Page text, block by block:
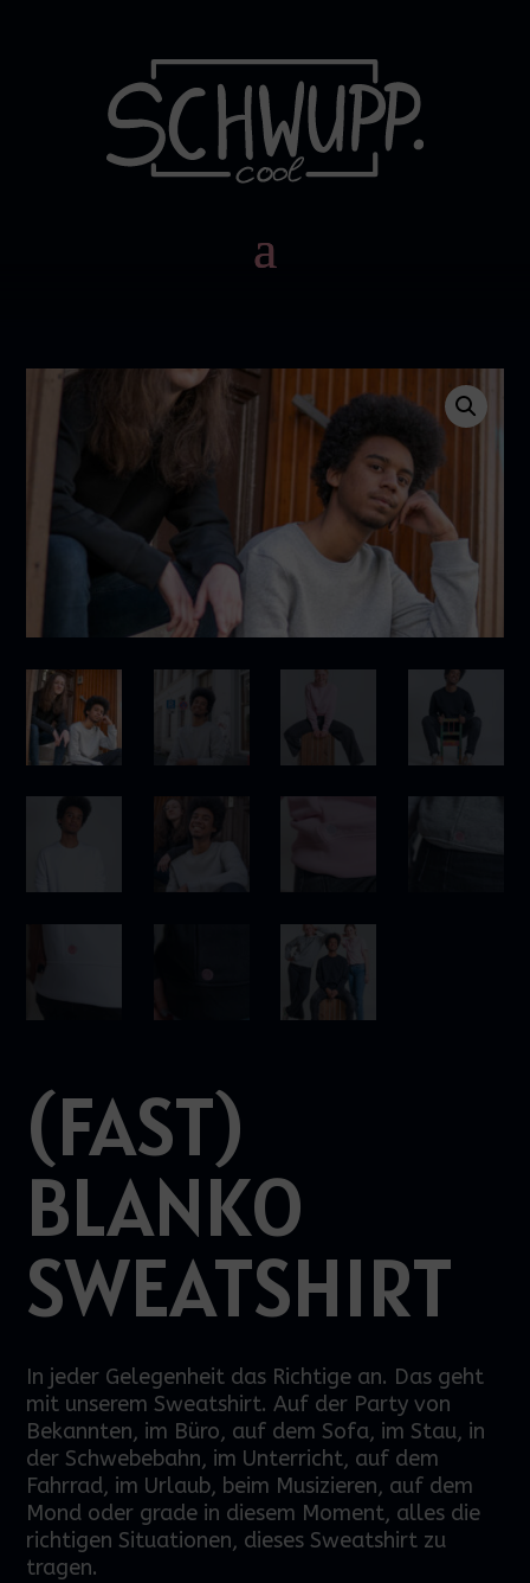
(FAST)
BLANKO
SWEATSHIRT
In jeder Gelegenheit das Richtige an. Das geht
mit unserem Sweatshirt. Auf der Party von
Bekannten, im Büro, auf dem Sofa, im Stau, in
der Schwebebahn, im Unterricht, auf dem
Fahrrad, im Urlaub, beim Musizieren, auf dem
Mond oder grade in diesem Moment, alles die
richtigen Situationen, dieses Sweatshirt zu
tragen.